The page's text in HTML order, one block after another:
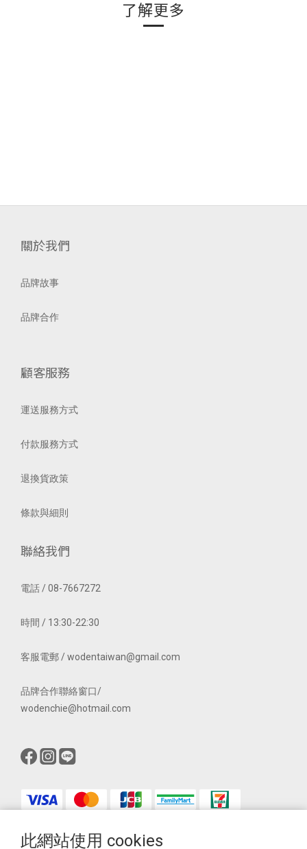
此網站使用 cookies
了解更多
關於我們
品牌故事
品牌合作
顧客服務
運送服務方式
付款服務方式
退換貨政策
條款與細則
聯絡我們
電話 / 08-7667272
時間 / 13:30-22:30
客服電郵 / wodentaiwan@gmail.com
品牌合作聯絡窗口/
wodenchie@hotmail.com